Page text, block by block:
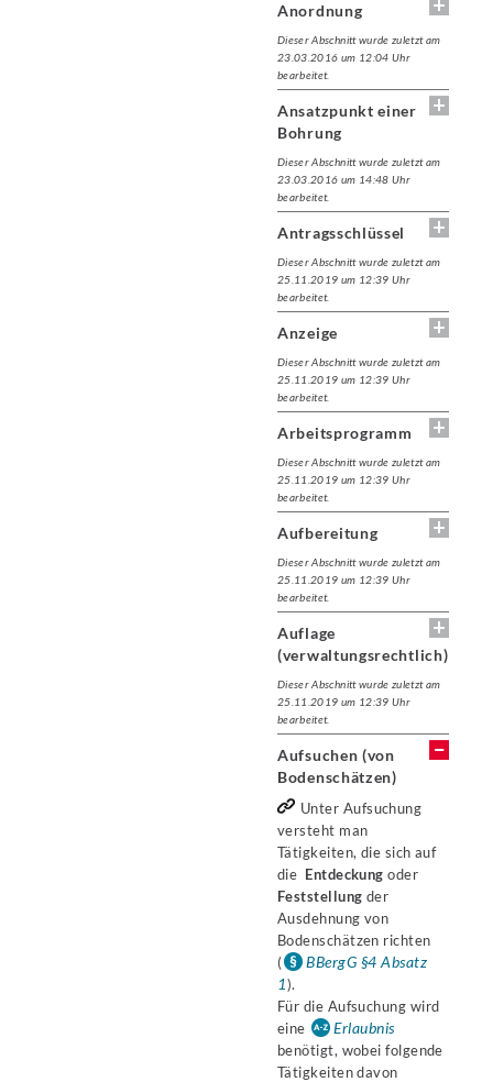
Anordnung
Dieser Abschnitt wurde zuletzt am
23.03.2016 um 12:04 Uhr
bearbeitet.
Ansatzpunkt einer
Bohrung
Dieser Abschnitt wurde zuletzt am
23.03.2016 um 14:48 Uhr
bearbeitet.
Antragsschlüssel
Dieser Abschnitt wurde zuletzt am
25.11.2019 um 12:39 Uhr
bearbeitet.
Anzeige
Dieser Abschnitt wurde zuletzt am
25.11.2019 um 12:39 Uhr
bearbeitet.
Arbeitsprogramm
Dieser Abschnitt wurde zuletzt am
25.11.2019 um 12:39 Uhr
bearbeitet.
Aufbereitung
Dieser Abschnitt wurde zuletzt am
25.11.2019 um 12:39 Uhr
bearbeitet.
Auflage
(verwaltungsrechtlich)
Dieser Abschnitt wurde zuletzt am
25.11.2019 um 12:39 Uhr
bearbeitet.
Aufsuchen (von
Bodenschätzen)
Unter Aufsuchung
versteht man
Tätigkeiten, die sich auf
die Entdeckungoder
Feststellung der
Ausdehnung von
Bodenschätzen richten
(
BBergG §4 Absatz
1).
Für die Aufsuchung wird
eine
Erlaubnis
benötigt, wobei folgende
Tätigkeiten davon